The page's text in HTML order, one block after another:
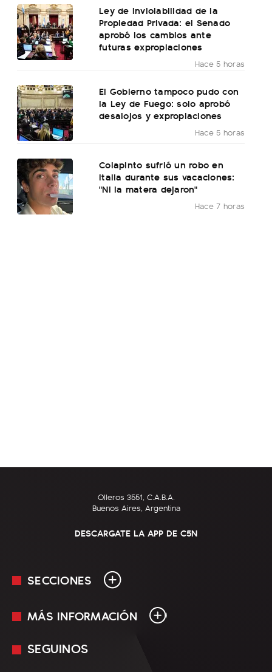
Ley de Inviolabilidad de la
Propiedad Privada: el Senado
aprobó los cambios ante
futuras expropiaciones
Hace 5 horas
El Gobierno tampoco pudo con
la Ley de Fuego: solo aprobó
desalojos y expropiaciones
Hace 5 horas
Colapinto sufrió un robo en
Italia durante sus vacaciones:
"Ni la matera dejaron"
Hace 7 horas
Olleros 3551, C.A.B.A.
Buenos Aires, Argentina
DESCARGATE LA APP DE C5N
SECCIONES
En Vivo
MÁS INFORMACIÓN
Mediakit
SEGUINOS